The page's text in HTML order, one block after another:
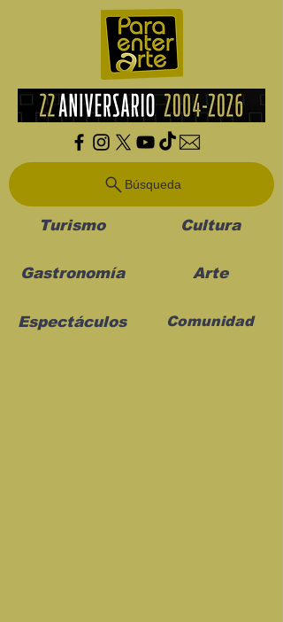
Búsqueda
Turismo Cultura
Gastronomía Arte
Espectáculos Comunidad